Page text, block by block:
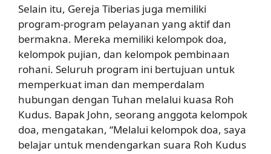
Selain itu, Gereja Tiberias juga memiliki
program-program pelayanan yang aktif dan
bermakna. Mereka memiliki kelompok doa,
kelompok pujian, dan kelompok pembinaan
rohani. Seluruh program ini bertujuan untuk
memperkuat iman dan memperdalam
hubungan dengan Tuhan melalui kuasa Roh
Kudus. Bapak John, seorang anggota kelompok
doa, mengatakan, “Melalui kelompok doa, saya
belajar untuk mendengarkan suara Roh Kudus